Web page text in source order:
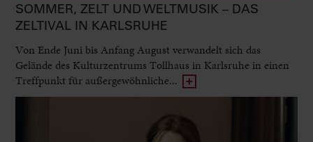
SOMMER, ZELT UND WELTMUSIK – DAS
ZELTIVAL IN KARLSRUHE
Von Ende Juni bis Anfang August verwandelt sich das
Gelände des Kulturzentrums Tollhaus in Karlsruhe in einen
Treffpunkt für außergewöhnliche...